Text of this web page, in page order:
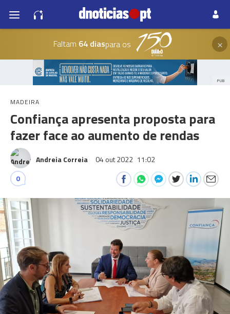
Faltam 64 diaspara os ×
PUB
MADEIRA
Confiança apresenta proposta para
fazer face ao aumento de rendas
Andreia Correia 04 out 2022 11:02
0